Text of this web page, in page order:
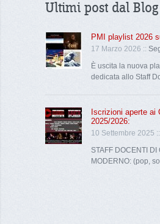
Ultimi post dal Blog
PMI playlist 2026
17 Marzo 2026 ::
È uscita la nuova
dedicata allo Staff
Iscrizioni aperte ai
2025/2026:
10 Settembre 2025 ::
STAFF DOCENTI
MODERNO: (pop,